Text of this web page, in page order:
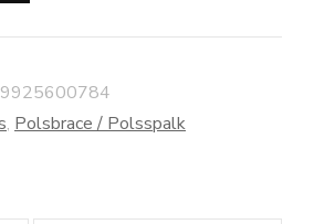
, Polsbrace / Polsspalk